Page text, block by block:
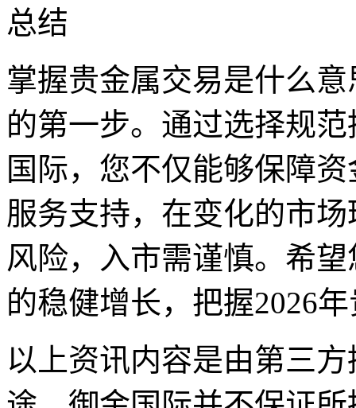
总结
掌握贵金属交易是什么
的第一步。通过选择规
国际，您不仅能够保障
服务支持，在变化的市
风险，入市需谨慎。希
的稳健增长，把握2026
以上资讯内容是由第三